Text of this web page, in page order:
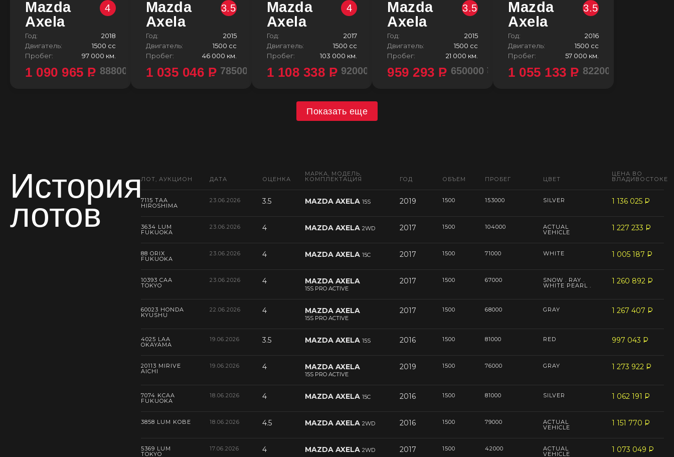
Mazda
Axela
4
Год:
2018
Двигатель:
1500 сс
Пробег:
97 000 км.
1 090 965 P 888000 ¥
Mazda
Axela
3.5
Год:
2015
Двигатель:
1500 сс
Пробег:
46 000 км.
1 035 046 P 785000 ¥
Mazda
Axela
4
Год:
2017
Двигатель:
1500 сс
Пробег:
103 000 км.
1 108 338 P 920000 ¥
Mazda
Axela
3.5
Год:
2015
Двигатель:
1500 сс
Пробег:
21 000 км.
959 293 P 650000 ¥
Mazda
Axela
3.5
Год:
2016
Двигатель:
1500 сс
Пробег:
57 000 км.
1 055 133 P 822000 ¥
Показать еще
История
лотов
ЛОТ, АУКЦИОН ДАТА ОЦЕНКА
МАРКА, МОДЕЛЬ,
КОМПЛЕКТАЦИЯ ГОД ОБЪЕМ ПРОБЕГ ЦВЕТ
ЦЕНА ВО
ВЛАДИВОСТОКЕ
7115 TAA
HIROSHIMA
23.06.2026 3.5 MAZDA AXELA15S 2019 1500 153000 SILVER 1 136 025 P
--
3634 LUM
FUKUOKA
23.06.2026 4 MAZDA AXELA2WD 2017 1500 104000 ACTUAL
VEHICLE 1 227 233 P
--
88 ORIX
FUKUOKA
23.06.2026 4 MAZDA AXELA15C 2017 1500 71000 WHITE 1 005 187 P
--
10393 CAA
TOKYO
23.06.2026 4 MAZDA AXELA
15S PRO ACTIVE
2017 1500 67000 SNOW . RAY .
WHITE PEARL . 1 260 892 P
--
60023 HONDA
KYUSHU
22.06.2026 4 MAZDA AXELA
15S PRO ACTIVE
2017 1500 68000 GRAY 1 267 407 P
--
4025 LAA
OKAYAMA
19.06.2026 3.5 MAZDA AXELA15S 2016 1500 81000 RED 997 043 P
--
20113 MIRIVE
AICHI
19.06.2026 4 MAZDA AXELA
15S PRO ACTIVE
2019 1500 76000 GRAY 1 273 922 P
--
7074 KCAA
FUKUOKA
18.06.2026 4 MAZDA AXELA15C 2016 1500 81000 SILVER 1 062 191 P
--
3858 LUM KOBE 18.06.2026 4.5 MAZDA AXELA2WD 2016 1500 79000 ACTUAL
VEHICLE 1 151 770 P
--
5369 LUM
TOKYO
17.06.2026 4 MAZDA AXELA2WD 2017 1500 42000 ACTUAL
VEHICLE 1 073 049 P
--